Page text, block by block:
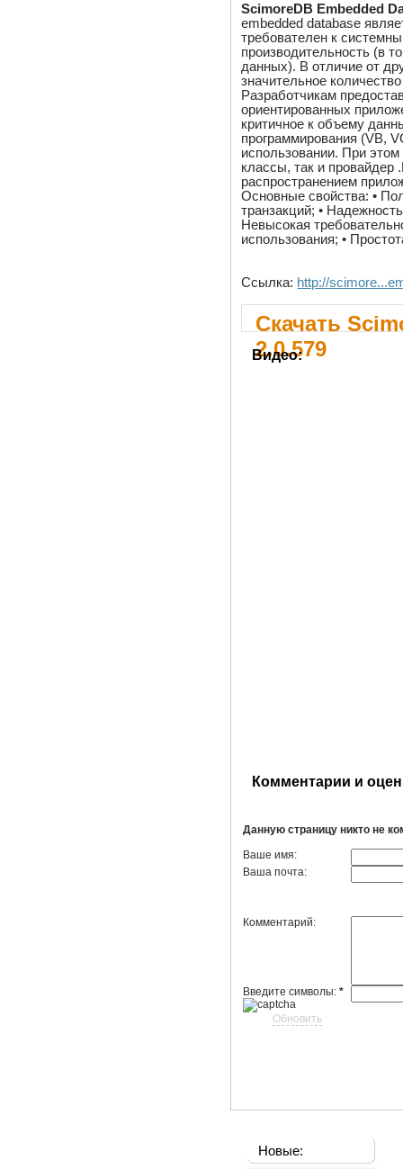
ScimoreDB Embedded
embedded database
требователен к
производительность (в
данных). В отличие от
значительное
Разработчикам
ориентированных
критичное к объему
программирования (VB,
использовании. При
классы, так и провайдер
распространением
Основные свойства: •
транзакций; •
Невысокая
использования; •
Ссылка: http://
Скачать
2.0.579
Видео:
Комментарии и
Данную страницу никто не
Ваше имя:
Ваша почта:
Комментарий:
Введите символы:*
Обновить
Новые: